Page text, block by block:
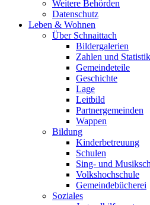
Weitere Behörden
Datenschutz
Leben & Wohnen
Über Schnaittach
Bildergalerien
Zahlen und
Gemeindeteile
Geschichte
Lage
Leitbild
Partnergemeinden
Wappen
Bildung
Kinderbetreuung
Schulen
Sing- und
Volkshochschule
Gemeindebücherei
Soziales